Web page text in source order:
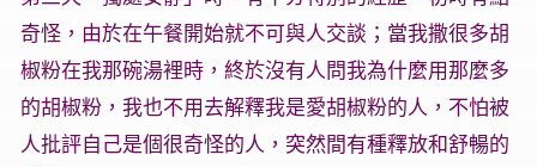
奇怪，由於在午餐開始就不可與人交談；當我撒很多胡
椒粉在我那碗湯裡時，終於沒有人問我為什麼用那麼多
的胡椒粉，我也不用去解釋我是愛胡椒粉的人，不怕被
人批評自己是個很奇怪的人，突然間有種釋放和舒暢的